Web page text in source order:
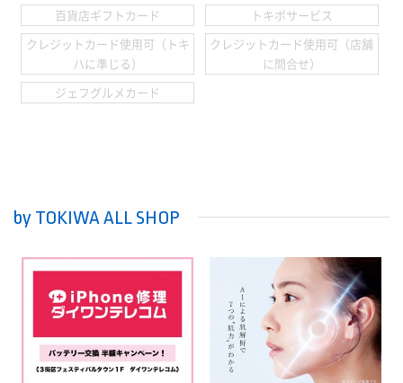
百貨店ギフトカード
トキポサービス
クレジットカード使用可（トキ
ハに準じる）
クレジットカード使用可（店舗
に問合せ）
ジェフグルメカード
by TOKIWA ALL SHOP